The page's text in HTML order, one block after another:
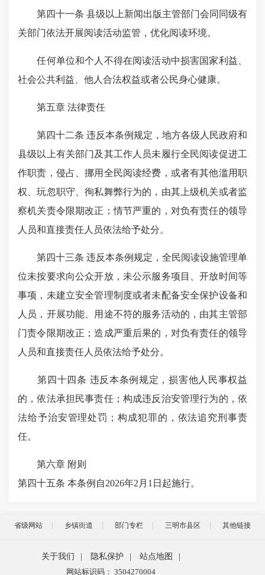
第四十一条 县级以上新闻出版主管部门会同同级有
关部门依法开展阅读活动监管，优化阅读环境。
任何单位和个人不得在阅读活动中损害国家利益、
社会公共利益、他人合法权益或者公民身心健康。
第五章 法律责任
第四十二条 违反本条例规定，地方各级人民政府和
县级以上有关部门及其工作人员未履行全民阅读促进工
作职责，侵占、挪用全民阅读经费，或者有其他滥用职
权、玩忽职守、徇私舞弊行为的，由其上级机关或者监
察机关责令限期改正；情节严重的，对负有责任的领导
人员和直接责任人员依法给予处分。
第四十三条 违反本条例规定，全民阅读设施管理单
位未按要求向公众开放，未公示服务项目、开放时间等
事项，未建立安全管理制度或者未配备安全保护设备和
人员，开展功能、用途不符的服务活动的，由其主管部
门责令限期改正；造成严重后果的，对负有责任的领导
人员和直接责任人员依法给予处分。
第四十四条 违反本条例规定，损害他人民事权益
的，依法承担民事责任；构成违反治安管理行为的，依
法给予治安管理处罚；构成犯罪的，依法追究刑事责
任。
第六章 附则
第四十五条 本条例自2026年2月1日起施行。
省级网站 乡镇街道 部门专栏 三明市县区 其他链接
关于我们 隐私保护 站点地图
网站标识码： 3504270004